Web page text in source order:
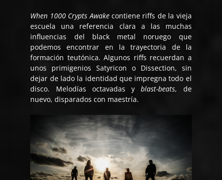
When 1000 Crypts Awakecontiene riffs de la vieja
escuela una referencia clara a las muchas
influencias del black metal noruego que
podemos encontrar en la trayectoria de la
formación teutónica. Algunos riffs recuerdan a
unos primigenios Satyricon o Dissection, sin
dejar de lado la identidad que impregna todo el
disco. Melodías octavadas yblast-beats, de
nuevo, disparados con maestría.